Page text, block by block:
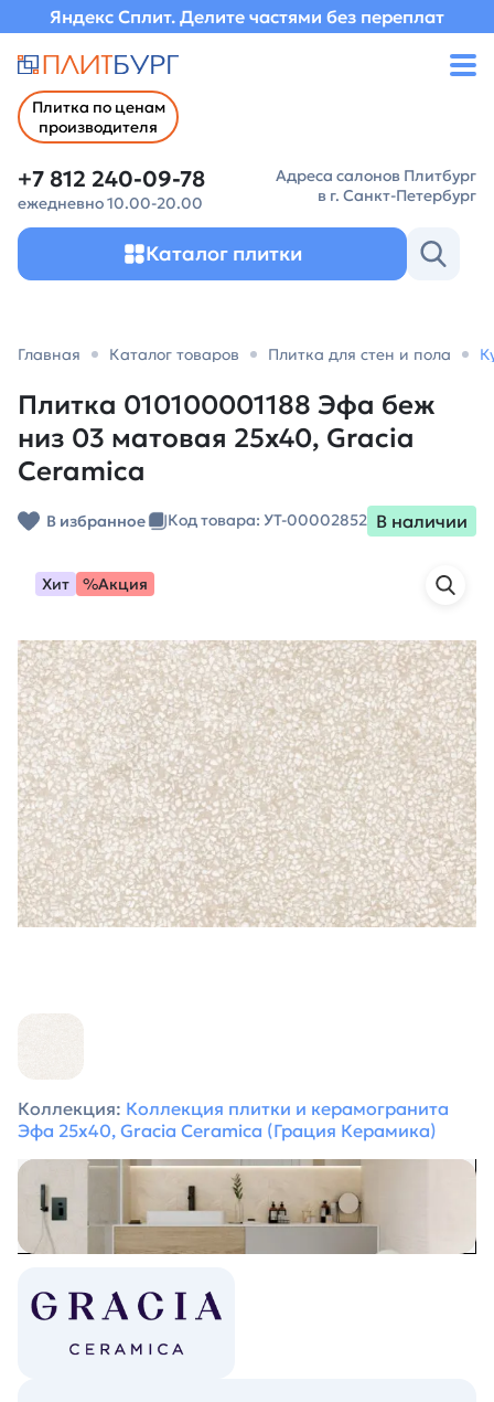
Яндекс Сплит. Делите частями без переплат
Плитка по ценам
производителя
+7 812 240-09-78
ежедневно 10.00-20.00
Адреса салонов Плитбург
в г. Санкт-Петербург
Каталог плитки
Главная Каталог товаров Плитка для стен и пола
Плитка 010100001188 Эфа беж
низ 03 матовая 25х40, Gracia
Ceramica
В избранное Код товара: УТ-00002852 В наличии
Хит %Акция
Коллекция: Коллекция плитки и керамогранита
Эфа 25х40, Gracia Ceramica (Грация Керамика)